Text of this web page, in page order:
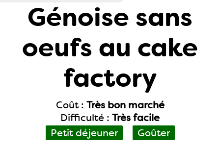
Génoise sans
oeufs au cake
factory
Coût : Très bon marché
Difficulté : Très facile
Petit déjeuner
Goûter